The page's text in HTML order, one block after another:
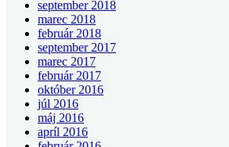
september 2018
marec 2018
február 2018
september 2017
marec 2017
február 2017
október 2016
júl 2016
máj 2016
apríl 2016